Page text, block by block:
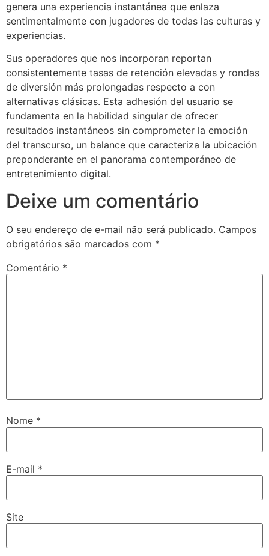
genera una experiencia instantánea que enlaza
sentimentalmente con jugadores de todas las culturas y
experiencias.
Sus operadores que nos incorporan reportan
consistentemente tasas de retención elevadas y rondas
de diversión más prolongadas respecto a con
alternativas clásicas. Esta adhesión del usuario se
fundamenta en la habilidad singular de ofrecer
resultados instantáneos sin comprometer la emoción
del transcurso, un balance que caracteriza la ubicación
preponderante en el panorama contemporáneo de
entretenimiento digital.
Deixe um comentário
O seu endereço de e-mail não será publicado. Campos
obrigatórios são marcados com *
Comentário *
Nome *
E-mail *
Site